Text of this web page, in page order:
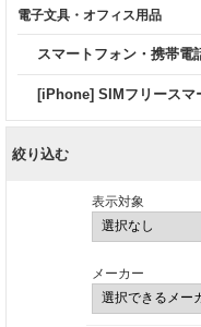
電子文具・オフィス用品
スマートフォン・携帯電
[iPhone] SIMフリースマ
絞り込む
表示対象
メーカー